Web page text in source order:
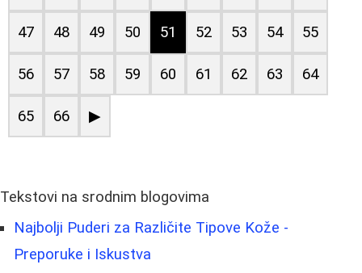
47 48 49 50 51 52 53 54 55
56 57 58 59 60 61 62 63 64
65 66 ▶
Tekstovi na srodnim blogovima
Najbolji Puderi za Različite Tipove Kože -
Preporuke i Iskustva